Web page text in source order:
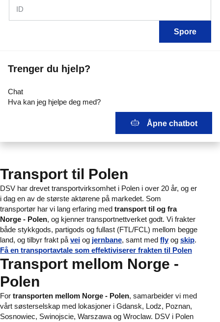
ID
Spore
Trenger du hjelp?
Chat
Hva kan jeg hjelpe deg med?
Åpne chatbot
Transport til Polen
DSV har drevet transportvirksomhet i Polen i over 20 år, og er
i dag en av de største aktørene på markedet. Som
transportør har vi lang erfaring med transport til og fra
Norge - Polen, og kjenner transportnettverket godt. Vi frakter
både stykkgods, partigods og fullast (FTL/FCL) mellom begge
land, og tilbyr frakt på vei og jernbane, samt med flyog skip.
Få en transportavtale som effektiviserer frakten til Polen
Transport mellom Norge -
Polen
For transporten mellom Norge - Polen, samarbeider vi med
vårt søsterselskap med lokasjoner i Gdansk, Lodz, Poznan,
Sosnowiec, Swinojscie, Warszawa og Wroclaw. DSV i Polen